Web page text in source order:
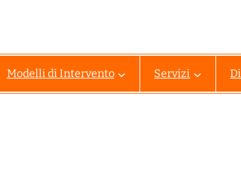
Modelli di Intervento Servizi